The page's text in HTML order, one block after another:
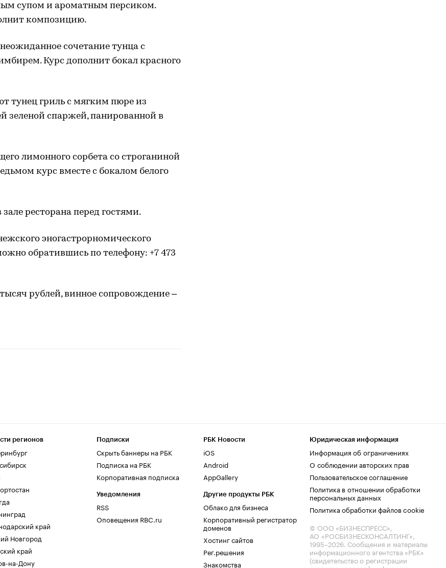
супом и ароматным персиком.
композицию.
сочетание тунца с
Курс дополнит бокал красного
тунец гриль с мягким пюре из
зеленой спаржей, панированной в
лимонного сорбета со строганиной
курс вместе с бокалом белого
ресторана перед гостями.
эногастрорномического
обратившись по телефону: +7 473
рублей, винное сопровождение –
регионов
край
Новгород
край
на-Дону
Подписки
Скрыть баннеры на РБК
Подписка на РБК
Корпоративная подписка
Уведомления
RSS
Оповещения RBC.ru
РБК Новости
iOS
Android
AppGallery
Другие продукты РБК
Облако для бизнеса
Корпоративный регистратор
доменов
Хостинг сайтов
Рег.решения
Знакомства
Юридическая информация
Информация об ограничениях
О соблюдении авторских прав
Пользовательское соглашение
Политика в отношении обработки
персональных данных
Политика обработки файлов cookie
© ООО «БИЗНЕСПРЕСС»,
АО «РОСБИЗНЕСКОНСАЛТИНГ»,
1995–2026. Сообщения и материалы
информационного агентства «РБК»
(свидетельство о регистрации